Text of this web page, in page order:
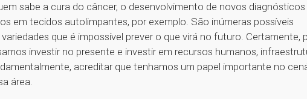
sabe a cura do câncer, o desenvolvimento de novos diagnósticos
em tecidos autolimpantes, por exemplo. São inúmeras possíveis
que é impossível prever o que virá no futuro. Certamente,
investir no presente e investir em recursos humanos,
acreditar que tenhamos um papel importante no
área.